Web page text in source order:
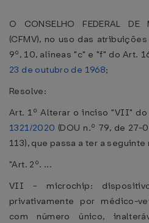
O CONSELHO FEDERAL DE
(CFMV), no uso das
9º, 10, alíneas "c" e "f" do Art.
23 de outubro de 1968;
Resolve:
Art. 1º Alterar o inciso "VII" do
1321/2020 (DOU n.º 79, de
113), que passa a ter a
"Art. 2º. ...
VII - microchip:
privativamente por médico-
com número único,